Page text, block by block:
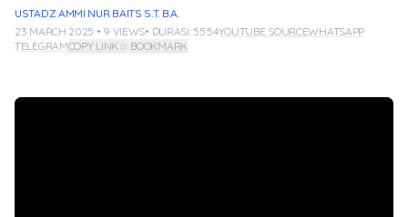
USTADZ AMMI NUR BAITS S.T. B.A.
23 MARCH 2025 • 9 VIEWS• DURASI: 55:54YOUTUBE SOURCEWHATSAPP
TELEGRAMCOPY LINK☆ BOOKMARK